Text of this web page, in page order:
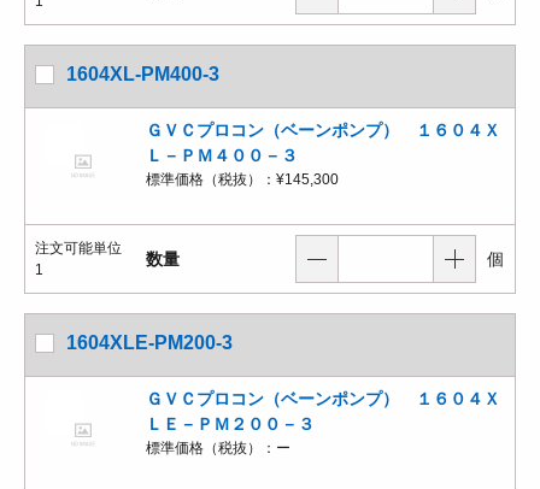
1604XL-PM400-3
ＧＶＣプロコン（ベーンポンプ） １６０４Ｘ
Ｌ－ＰＭ４００－３
標準価格（税抜）： ¥145,300
注文可能単位
1
数量 個
1604XLE-PM200-3
ＧＶＣプロコン（ベーンポンプ） １６０４Ｘ
ＬＥ－ＰＭ２００－３
標準価格（税抜）： ー